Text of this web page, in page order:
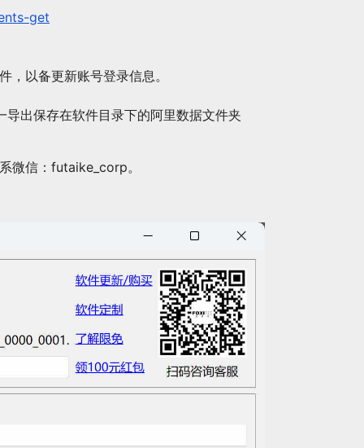
get
以备更新账号登录信息。
出保存在软件目录下的阿里数据文件夹
微信：futaike_corp。